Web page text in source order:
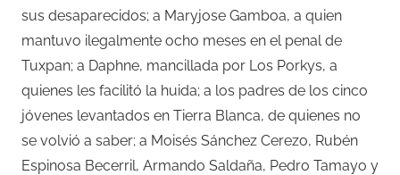
sus desaparecidos; a Maryjose Gamboa, a quien
mantuvo ilegalmente ocho meses en el penal de
Tuxpan; a Daphne, mancillada por Los Porkys, a
quienes les facilitó la huida; a los padres de los cinco
jóvenes levantados en Tierra Blanca, de quienes no
se volvió a saber; a Moisés Sánchez Cerezo, Rubén
Espinosa Becerril, Armando Saldaña, Pedro Tamayo y